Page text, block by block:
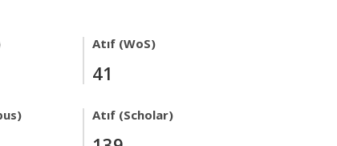
Atıf (WoS)
41
Atıf (Scholar)